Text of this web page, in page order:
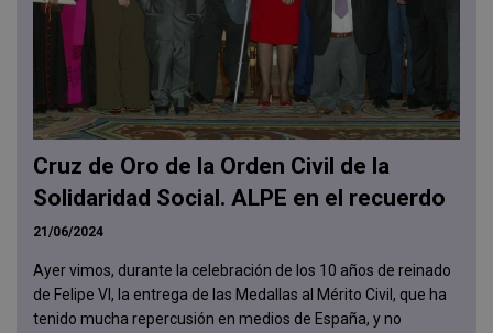
Cruz de Oro de la Orden Civil de la
Solidaridad Social. ALPE en el recuerdo
21/06/2024
Ayer vimos, durante la celebración de los 10 años de reinado
de Felipe VI, la entrega de las Medallas al Mérito Civil, que ha
tenido mucha repercusión en medios de España, y no